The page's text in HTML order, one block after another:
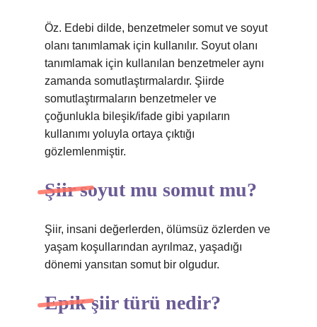
Öz. Edebi dilde, benzetmeler somut ve soyut
olanı tanımlamak için kullanılır. Soyut olanı
tanımlamak için kullanılan benzetmeler aynı
zamanda somutlaştırmalardır. Şiirde
somutlaştırmaların benzetmeler ve
çoğunlukla bileşik/ifade gibi yapıların
kullanımı yoluyla ortaya çıktığı
gözlemlenmiştir.
Şiir soyut mu somut mu?
Şiir, insani değerlerden, ölümsüz özlerden ve
yaşam koşullarından ayrılmaz, yaşadığı
dönemi yansıtan somut bir olgudur.
Epik şiir türü nedir?